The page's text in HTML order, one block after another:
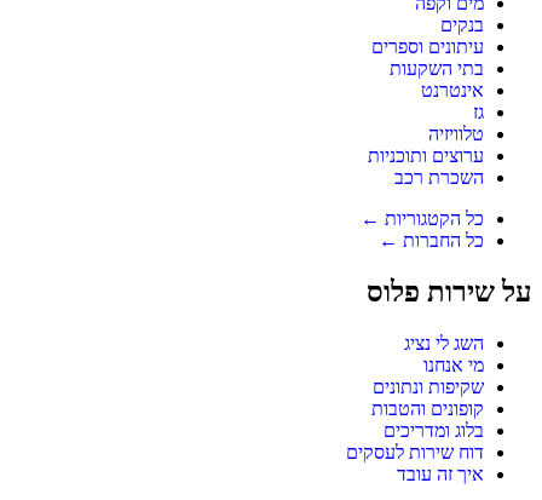
בנקים
עיתונים וספרים
בתי השקעות
אינטרנט
גז
טלוויזיה
ערוצים ותוכניות
השכרת רכב
כל הקטגוריות ←
כל החברות ←
על שירות פלוס
השג לי נציג
מי אנחנו
שקיפות ונתונים
קופונים והטבות
בלוג ומדריכים
דוח שירות לעסקים
איך זה עובד